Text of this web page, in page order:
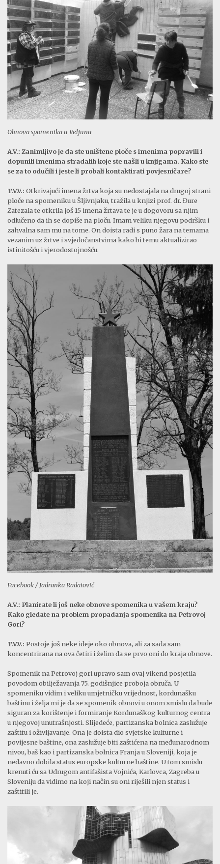
Obnova spomenika u Veljunu
A.V.: Zanimljivo je da ste uništene ploče s imenima popravili i
dopunili imenima stradalih koje ste našli u knjigama. Kako ste
se za to odučili i jeste li probali kontaktirati povjesničare?
T.V.V.: Otkrivajući imena žrtva koja su nedostajala na drugoj strani
ploče na spomeniku u Šljivnjaku, tražila u knjizi prof. dr. Đure
Zatezala te otkrila još 15 imena žrtava te je u dogovoru sa njim
odlučeno da ih se dopiše na ploču. Imam veliku njegovu podršku i
zahvalna sam mu na tome. On doista radi s puno žara na temama
vezanim uz žrtve i svjedočanstvima kako bi temu aktualizirao
istinitošću i vjerodostojnošću.
Facebook / Jadranka Radatović
A.V.: Planirate li još neke obnove spomenika u vašem kraju?
Kako gledate na problem propadanja spomenika na Petrovoj
Gori?
T.V.V.: Postoje još neke ideje oko obnova, ali za sada sam
koncentrirana na ova četiri i želim da se prvo oni do kraja obnove.
Spomenik na Petrovoj gori upravo sam ovaj vikend posjetila
povodom obilježavanja 75. godišnjice proboja obruča. U
spomeniku vidim i veliku umjetničku vrijednost, kordunašku
baštinu i želja mi je da se spomenik obnovi u onom smislu da bude
siguran za korištenje i formiranje Kordunaškog kulturnog centra
u njegovoj unutrašnjosti. Slijedeće, partizanska bolnica zaslužuje
zaštitu i oživljavanje. Ona je doista dio svjetske kulturne i
povijesne baštine, ona zaslužuje biti zaštićena na međunarodnom
nivou, baš kao i partizanska bolnica Franja u Sloveniji, koja je
nedavno dobila status europske kulturne baštine. U tom smislu
krenuti ću sa Udrugom antifašista Vojnića, Karlovca, Zagreba u
Sloveniju da vidimo na koji način su oni riješili njen status i
zaštitili je.